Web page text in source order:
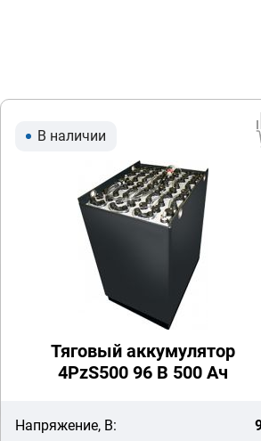
В наличии
Тяговый аккумулятор
4PzS500 96 В 500 Ач
Напряжение, В: